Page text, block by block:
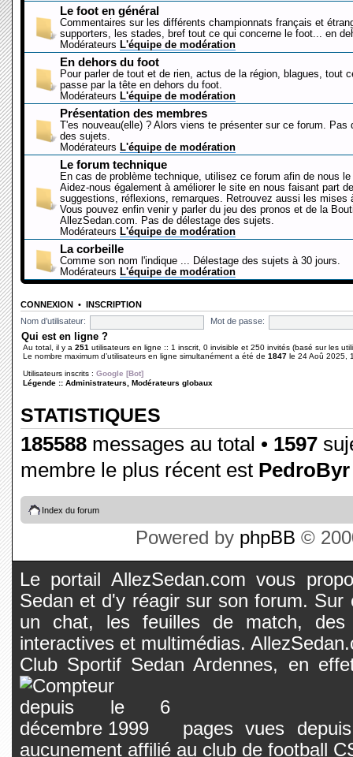
Le foot en général
Commentaires sur les différents championnats français et
supporters, les stades, bref tout ce qui concerne le foot... en
Modérateurs L'équipe de modération
En dehors du foot
Pour parler de tout et de rien, actus de la région, blagues, tout
passe par la tête en dehors du foot.
Modérateurs L'équipe de modération
Présentation des membres
T'es nouveau(elle) ? Alors viens te présenter sur ce forum. Pas
des sujets.
Modérateurs L'équipe de modération
Le forum technique
En cas de problème technique, utilisez ce forum afin de nous le
Aidez-nous également à améliorer le site en nous faisant part
suggestions, réflexions, remarques. Retrouvez aussi les mises
Vous pouvez enfin venir y parler du jeu des pronos et de la
AllezSedan.com. Pas de délestage des sujets.
Modérateurs L'équipe de modération
La corbeille
Comme son nom l'indique ... Délestage des sujets à 30 jours.
Modérateurs L'équipe de modération
CONNEXION • INSCRIPTION
Nom d’utilisateur:
Mot de passe:
Qui est en ligne ?
Au total, il y a 251 utilisateurs en ligne :: 1 inscrit, 0 invisible et 250 invités (basé sur les
Le nombre maximum d’utilisateurs en ligne simultanément a été de 1847 le 24 Aoû 2025,
Utilisateurs inscrits : Google [Bot]
Légende :: Administrateurs Modérateurs globaux
STATISTIQUES
185588 messages au total • 1597
membre le plus récent est PedroByr
Index du forum
Powered by phpBB ©
Le portail AllezSedan.com vous
Sedan et d'y réagir sur son forum.
un chat, les feuilles de match, des
interactives et multimédias.
Club Sportif Sedan Ardennes, en
pages vues
aucunement affilié au club de football